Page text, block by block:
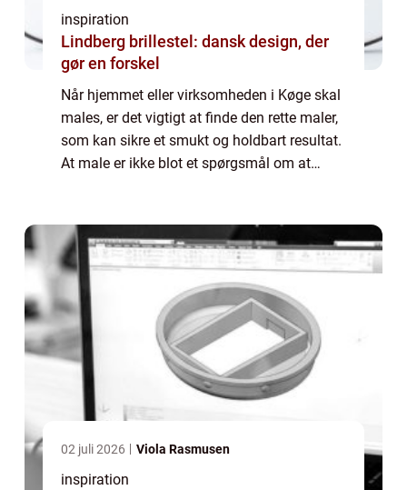
inspiration
Lindberg brillestel: dansk design, der
gør en forskel
Når hjemmet eller virksomheden i Køge skal
males, er det vigtigt at finde den rette maler,
som kan sikre et smukt og holdbart resultat.
At male er ikke blot et spørgsmål om at
02 juli 2026 Viola Rasmusen
inspiration